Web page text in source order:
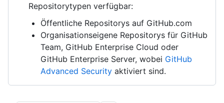
Repositorytypen verfügbar:
Öffentliche Repositorys auf GitHub.com
Organisationseigene Repositorys für GitHub
Team, GitHub Enterprise Cloud oder
GitHub Enterprise Server, wobei GitHub
Advanced Security aktiviert sind.